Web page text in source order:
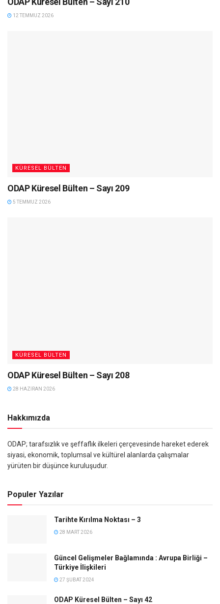
12 TEMMUZ 2026
KÜRESEL BÜLTEN
ODAP Küresel Bülten – Sayı 209
5 TEMMUZ 2026
KÜRESEL BÜLTEN
ODAP Küresel Bülten – Sayı 208
28 HAZIRAN 2026
Hakkımızda
ODAP; tarafsızlık ve şeffaflık ilkeleri çerçevesinde hareket ederek
siyasi, ekonomik, toplumsal ve kültürel alanlarda çalışmalar
yürüten bir düşünce kuruluşudur.
Populer Yazılar
Tarihte Kırılma Noktası – 3
28 MART 2026
Güncel Gelişmeler Bağlamında : Avrupa Birliği –
Türkiye İlişkileri
27 ŞUBAT 2024
ODAP Küresel Bülten – Sayı 42